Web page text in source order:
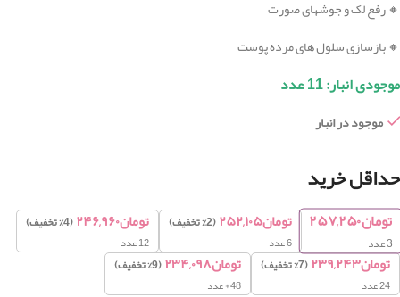
🔸 رفع لک و جوشهای صورت
🔸 بازسازی سلول های مرده پوست
موجودی انبار: 11 عدد
موجود در انبار
حداقل خرید
تومان۲۵۷,۲۵۰
3عدد
تومان۲۵۲,۱۰۵(2% تخفیف)
6 عدد
تومان۲۴۶,۹۶۰(4% تخفیف)
12 عدد
تومان۲۳۹,۲۴۳(7% تخفیف)
24 عدد
تومان۲۳۴,۰۹۸(9% تخفیف)
48+ عدد